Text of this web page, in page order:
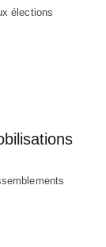
élections